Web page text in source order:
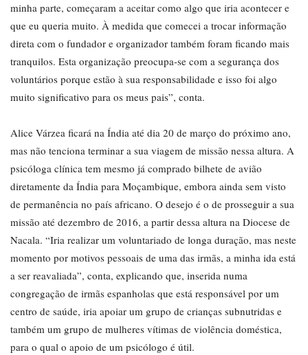
minha parte, começaram a aceitar como algo que iria acontecer e
que eu queria muito. À medida que comecei a trocar informação
direta com o fundador e organizador também foram ficando mais
tranquilos. Esta organização preocupa-se com a segurança dos
voluntários porque estão à sua responsabilidade e isso foi algo
muito significativo para os meus pais”, conta.
Alice Várzea ficará na Índia até dia 20 de março do próximo ano,
mas não tenciona terminar a sua viagem de missão nessa altura. A
psicóloga clínica tem mesmo já comprado bilhete de avião
diretamente da Índia para Moçambique, embora ainda sem visto
de permanência no país africano. O desejo é o de prosseguir a sua
missão até dezembro de 2016, a partir dessa altura na Diocese de
Nacala. “Iria realizar um voluntariado de longa duração, mas neste
momento por motivos pessoais de uma das irmãs, a minha ida está
a ser reavaliada”, conta, explicando que, inserida numa
congregação de irmãs espanholas que está responsável por um
centro de saúde, iria apoiar um grupo de crianças subnutridas e
também um grupo de mulheres vítimas de violência doméstica,
para o qual o apoio de um psicólogo é útil.